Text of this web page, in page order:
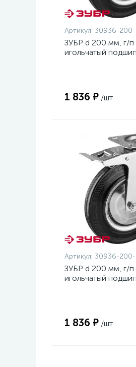
Артикул: 30936-200-
ЗУБР d 200 мм, г/п
игольчатый
1 836 ₽ /шт
Артикул: 30936-200-
ЗУБР d 200 мм, г/п
игольчатый
1 836 ₽ /шт